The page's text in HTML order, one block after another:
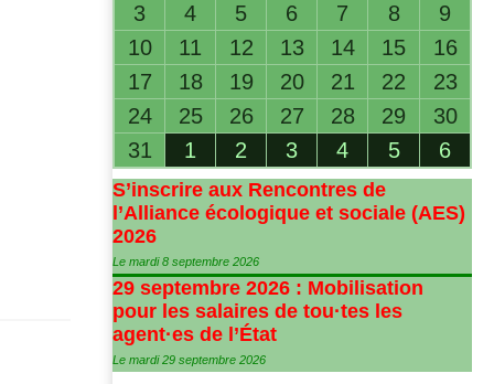
3
4 5 6 7 8
9
10
11 12 13 14 15
16
17
18 19 20 21 22
23
24
25 26 27 28 29
30
31
1 2 3 4 5 6
S’inscrire aux Rencontres de
l’Alliance écologique et sociale (AES)
2026
Le mardi 8 septembre 2026
29 septembre 2026 : Mobilisation
pour les salaires de tou·tes les
agent·es de l’État
Le mardi 29 septembre 2026